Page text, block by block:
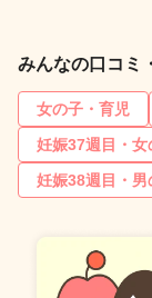
みんなの口コミ
女の子・育児
妊娠37週目・女
妊娠38週目・男